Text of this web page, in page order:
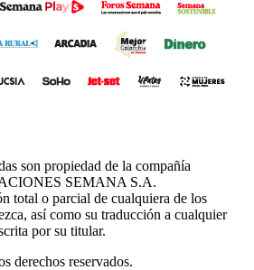
son propiedad de la compañía
SEMANA S.A.
total o parcial de cualquiera de los
así como su traducción a cualquier
por su titular.
derechos reservados.